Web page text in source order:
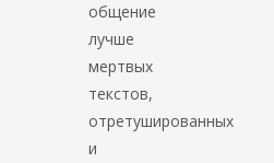
общение
лучше
мертвых
текстов,
отретушированных
и